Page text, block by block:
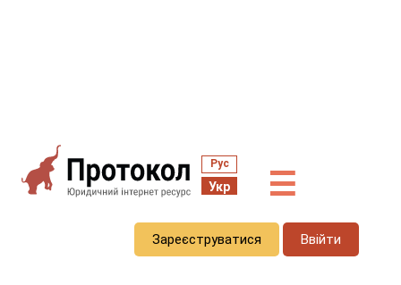
Рус
Укр ☰
Зареєструватися Ввійти